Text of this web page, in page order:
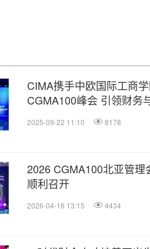
CIMA携手中欧国际工商
CGMA100峰会 引领财务
2025-09-22 11:10 8178
2026 CGMA100北亚管理
顺利召开
2026-04-16 13:15 4434